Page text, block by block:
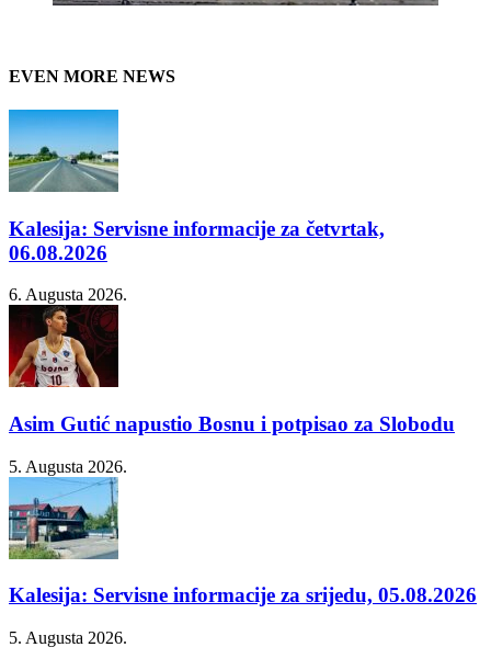
EVEN MORE NEWS
Kalesija: Servisne informacije za četvrtak,
06.08.2026
6. Augusta 2026.
Asim Gutić napustio Bosnu i potpisao za Slobodu
5. Augusta 2026.
Kalesija: Servisne informacije za srijedu, 05.08.2026
5. Augusta 2026.